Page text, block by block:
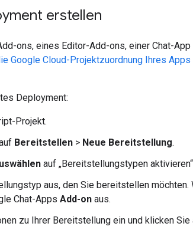
erstellen
ons, eines Editor-Add-ons, einer Chat-
Google Cloud-Projektzuordnung Ihres
Deployment:
Projekt.
Bereitstellen > Neue Bereitstellung.
auf „Bereitstellungstypen aktivieren“
aus, den Sie bereitstellen
Chat-Apps Add-on aus.
zu Ihrer Bereitstellung ein und klicken Sie